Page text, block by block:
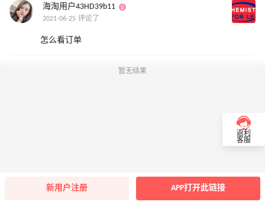
海淘用户43HD39b11
2021-06-25 评论了
怎么看订单
暂无结果
返利
客服
新用户注册 APP打开此链接